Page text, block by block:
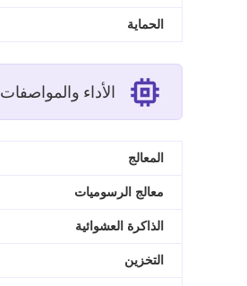
الحماية
الأداء والمواصفات
المعالج
معالج الرسوميات
الذاكرة العشوائية
التخزين